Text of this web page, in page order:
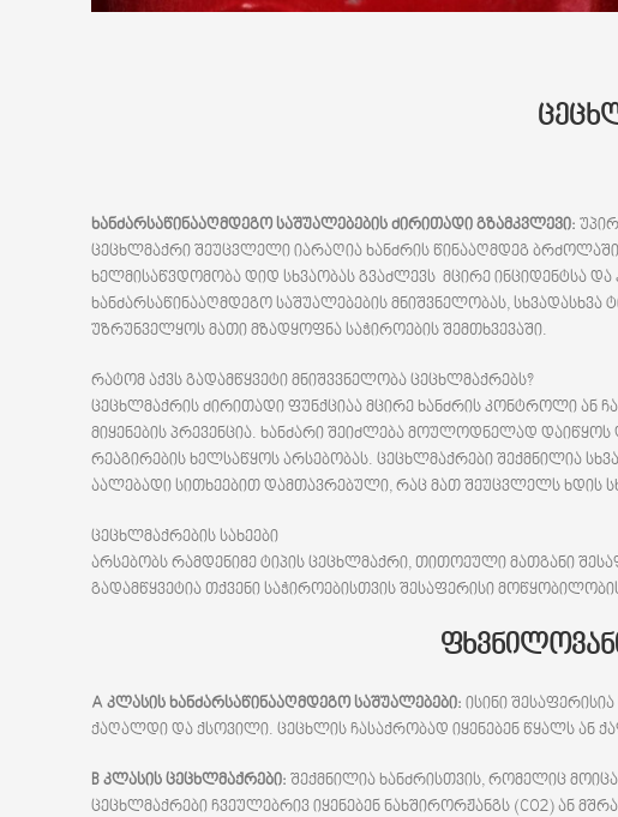
ხანძარსაწინააღმდეგო საშუალებების ძირითადი გზამკვლევი:
ცეცხლმაქრი შეუცვლელი იარაღია ხანძრის წინააღმდეგ
ხელმისაწვდომობა დიდ სხვაობას გვაძლევს მცირე ინციდენტსა
ხანძარსაწინააღმდეგო საშუალებების მნიშვნელობას,
უზრუნველყოს მათი მზადყოფნა საჭიროების შემთხვევაში.
რატომ აქვს გადამწყვეტი მნიშვვნელობა ცეცხლმაქრებს?
ცეცხლმაქრის ძირითადი ფუნქციაა მცირე ხანძრის კონტროლი ან
მიყენების პრევენცია. ხანძარი შეიძლება მოულოდნელად
რეაგირების ხელსაწყოს არსებობას. ცეცხლმაქრები შექმნილია
აალებადი სითხეებით დამთავრებული, რაც მათ შეუცვლელს ხდის
ცეცხლმაქრების სახეები
არსებობს რამდენიმე ტიპის ცეცხლმაქრი, თითოეული მათგანი
გადამწყვეტია თქვენი საჭიროებისთვის შესაფერისი
A კლასის ხანძარსაწინააღმდეგო საშუალებები: ისინი
ქაღალდი და ქსოვილი. ცეცხლის ჩასაქრობად იყენებენ წყალს ან
B კლასის ცეცხლმაქრები: შექმნილია ხანძრისთვის, რომელიც
ცეცხლმაქრები ჩვეულებრივ იყენებენ ნახშირორჟანგს (CO2) ან